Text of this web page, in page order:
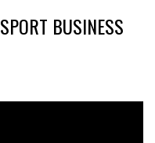
BUSINESS